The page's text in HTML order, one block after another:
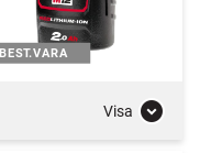
BEST.VARA
Visa